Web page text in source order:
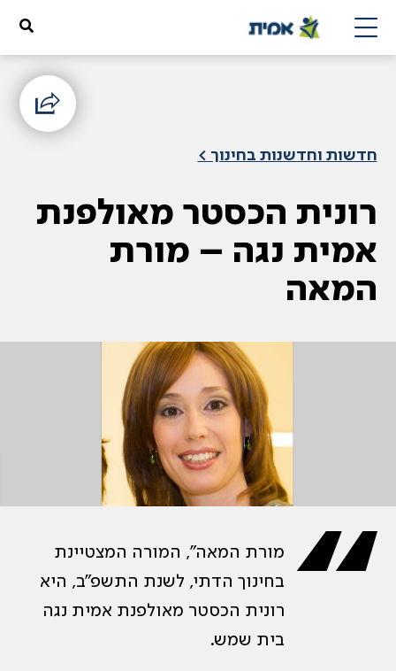
חדשות וחדשנות בחינוך >
רונית הכסטר מאולפנת
אמית נגה – מורת
המאה
“
מורת המאה”, המורה המצטיינת
בחינוך הדתי, לשנת התשפ”ב, היא
רונית הכסטר מאולפנת אמית נגה
בית שמש.